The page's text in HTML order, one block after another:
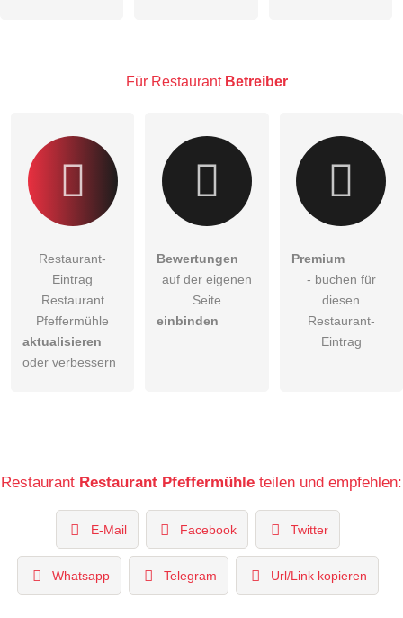
Restaurant-Eintrag zu stellen.
Für Restaurant Betreiber
Restaurant-
Eintrag
Restaurant
Pfeffermühle
aktualisieren
oder verbessern
Bewertungen
auf der eigenen
Seite
einbinden
Premium
- buchen für
diesen
Restaurant-
Eintrag
Restaurant Restaurant Pfeffermühle teilen und empfehlen:
E-Mail Facebook Twitter
Whatsapp Telegram Url/Link kopieren